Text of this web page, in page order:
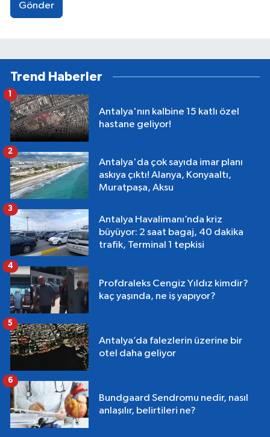
Gönder
Trend Haberler
Antalya'nın kalbine 15 katlı özel
hastane geliyor!
1
Antalya'da çok sayıda imar planı
askıya çıktı! Alanya, Konyaaltı,
Muratpaşa, Aksu
2
Antalya Havalimanı’nda kriz
büyüyor: 2 saat bagaj, 40 dakika
trafik, Terminal 1 tepkisi
3
Profdraleks Cengiz Yıldız kimdir?
kaç yaşında, ne iş yapıyor?
4
Antalya’da falezlerin üzerine bir
otel daha geliyor
5
Bundgaard Sendromu nedir, nasıl
anlaşılır, belirtileri ne?
6